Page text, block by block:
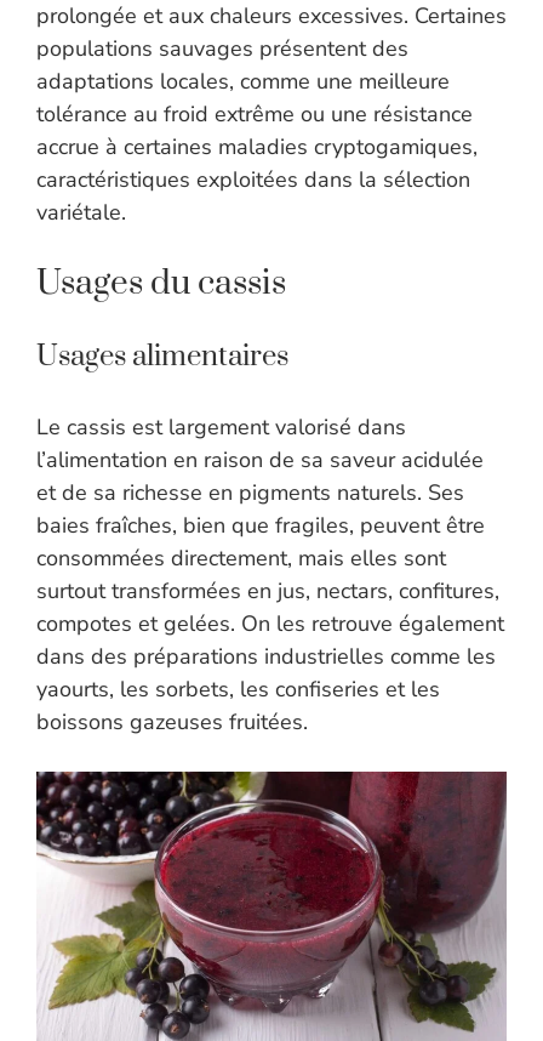
prolongée et aux chaleurs excessives. Certaines
populations sauvages présentent des
adaptations locales, comme une meilleure
tolérance au froid extrême ou une résistance
accrue à certaines maladies cryptogamiques,
caractéristiques exploitées dans la sélection
variétale.
Usages du cassis
Usages alimentaires
Le cassis est largement valorisé dans
l’alimentation en raison de sa saveur acidulée
et de sa richesse en pigments naturels. Ses
baies fraîches, bien que fragiles, peuvent être
consommées directement, mais elles sont
surtout transformées en jus, nectars, confitures,
compotes et gelées. On les retrouve également
dans des préparations industrielles comme les
yaourts, les sorbets, les confiseries et les
boissons gazeuses fruitées.